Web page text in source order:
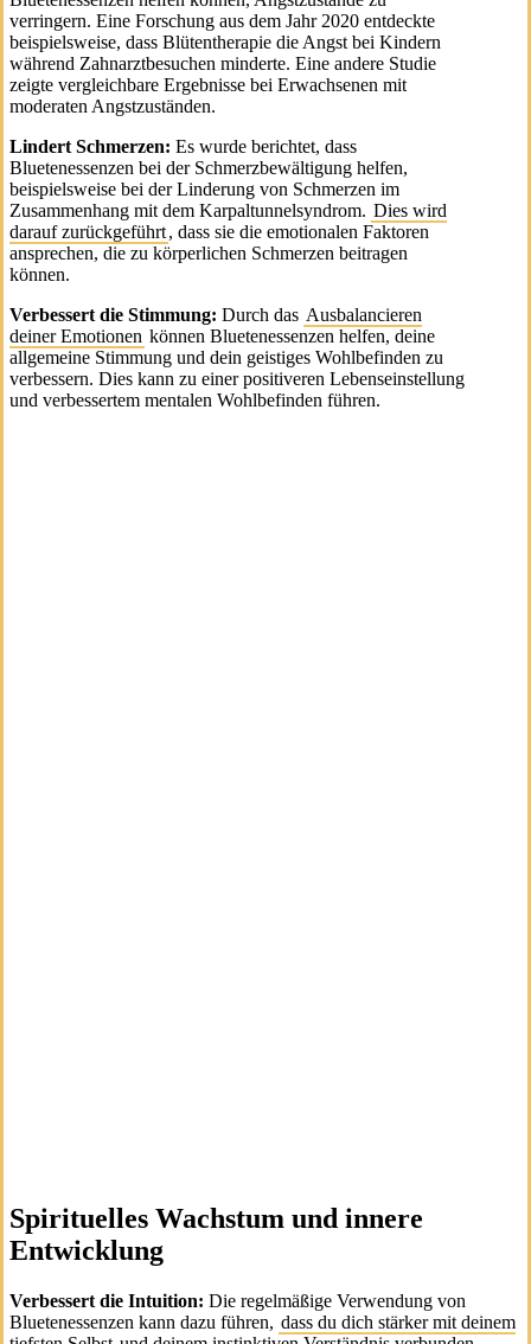
verringern. Eine Forschung aus dem Jahr 2020 entdeckte
beispielsweise, dass Blütentherapie die Angst bei Kindern
während Zahnarztbesuchen minderte. Eine andere Studie
zeigte vergleichbare Ergebnisse bei Erwachsenen mit
moderaten Angstzuständen.
Lindert Schmerzen: Es wurde berichtet, dass
Bluetenessenzen bei der Schmerzbewältigung helfen,
beispielsweise bei der Linderung von Schmerzen im
Zusammenhang mit dem Karpaltunnelsyndrom. Dies wird
darauf zurückgeführt, dass sie die emotionalen Faktoren
ansprechen, die zu körperlichen Schmerzen beitragen
können.
Verbessert die Stimmung: Durch das Ausbalancieren
deiner Emotionen können Bluetenessenzen helfen, deine
allgemeine Stimmung und dein geistiges Wohlbefinden zu
verbessern. Dies kann zu einer positiveren Lebenseinstellung
und verbessertem mentalen Wohlbefinden führen.
Spirituelles Wachstum und innere
Entwicklung
Verbessert die Intuition: Die regelmäßige Verwendung von
Bluetenessenzen kann dazu führen, dass du dich stärker mit deinem